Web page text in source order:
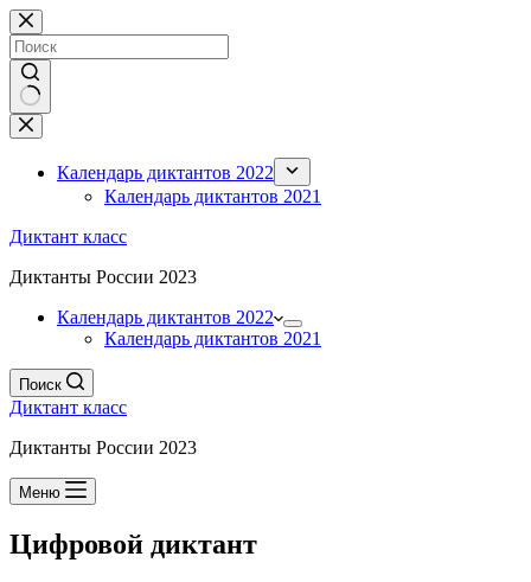
Перейти
к
сути
Ничего
не
найденоКалендарь диктантов 2022
Календарь диктантов 2021
Диктант класс
Диктанты России 2023
Календарь диктантов 2022
Календарь диктантов 2021
Поиск
Диктант класс
Диктанты России 2023
Меню
Цифровой диктант